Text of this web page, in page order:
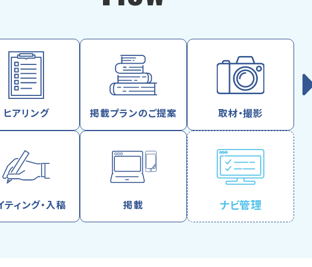
ヒアリング 掲載プランのご提案 取材・撮影
ティング・入稿 掲載 ナビ管理